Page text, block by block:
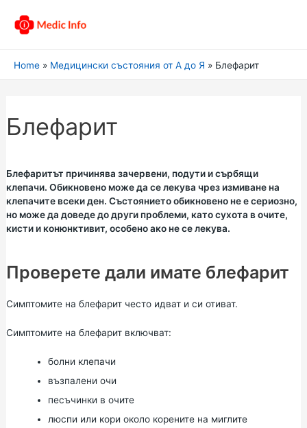
Home Медицински състояния от А до Я Блефарит
Блефарит
Блефаритът причинява зачервени, подути и сърбящи
клепачи. Обикновено може да се лекува чрез измиване на
клепачите всеки ден. Състоянието обикновено не е сериозно,
но може да доведе до други проблеми, като сухота в очите,
кисти и конюнктивит, особено ако не се лекува.
Проверете дали имате блефарит
Симптомите на блефарит често идват и си отиват.
Симптомите на блефарит включват:
болни клепачи
възпалени очи
песъчинки в очите
люспи или кори около корените на миглите